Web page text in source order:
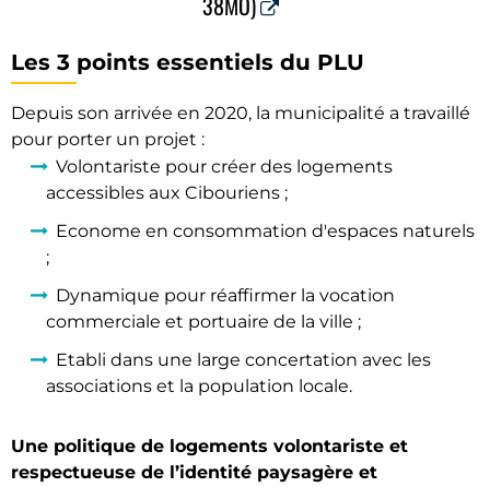
Les 3 points essentiels du PLU
Depuis son arrivée en 2020, la municipalité a travaillé
pour porter un projet :
Volontariste pour créer des logements
accessibles aux Cibouriens ;
Econome en consommation d'espaces naturels
;
Dynamique pour réaffirmer la vocation
commerciale et portuaire de la ville ;
Etabli dans une large concertation avec les
associations et la population locale.
Une politique de logements volontariste et
respectueuse de l’identité paysagère et